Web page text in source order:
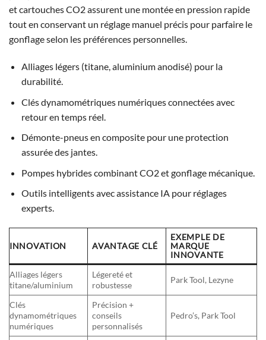
et cartouches CO2 assurent une montée en pression rapide
tout en conservant un réglage manuel précis pour parfaire le
gonflage selon les préférences personnelles.
Alliages légers (titane, aluminium anodisé) pour la
durabilité.
Clés dynamométriques numériques connectées avec
retour en temps réel.
Démonte-pneus en composite pour une protection
assurée des jantes.
Pompes hybrides combinant CO2 et gonflage mécanique.
Outils intelligents avec assistance IA pour réglages
experts.
INNOVATION AVANTAGE CLÉ
EXEMPLE DE
MARQUE
INNOVANTE
Alliages légers
titane/aluminium
Légereté et
robustesse
Park Tool, Lezyne
Clés
dynamométriques
numériques
Précision +
conseils
personnalisés
Pedro’s, Park Tool